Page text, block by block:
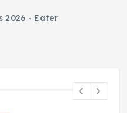
2026 - Eater